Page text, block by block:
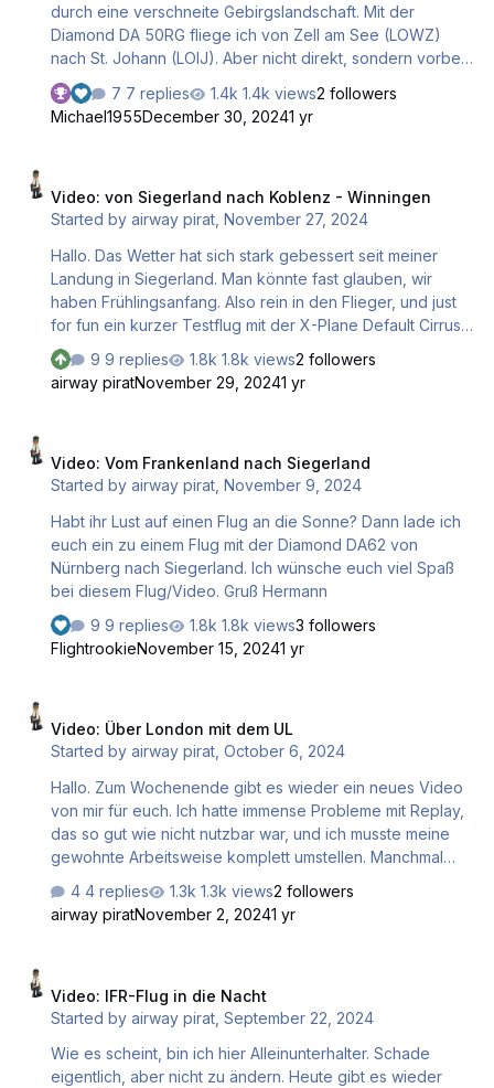
durch eine verschneite Gebirgslandschaft. Mit der
Diamond DA 50RG fliege ich von Zell am See (LOWZ)
nach St. Johann (LOIJ). Aber nicht direkt, sondern vorbei
am Hochvenediger, Grossglockner, und weiter zum
Königssee. Von dort dann nach St. Johann. Ich wünsche
euch einen angenehmen Mitflug, und auf diesem Wege
derzeitige Wahnsinn auf dieser Welt endlich aufhört, und
die Leute, die für Millionen Tote verantwortlich sind zur
VG Hermann
7 replies 1.4k views2 followers
Michael1955December 30, 20241 yr
Video: von Siegerland nach Koblenz - Winningen
Started byairway pirat ,November 27, 2024
Hallo. Das Wetter hat sich stark gebessert seit meiner
Landung in Siegerland. Man könnte fast glauben, wir
haben Frühlingsanfang. Also rein in den Flieger, und just
for fun ein kurzer Testflug mit der X-Plane Default Cirrus
SR22 nach Koblenz Winningen. Viel Spaß beim Mitflug.
Gruß Hermann
9 replies 1.8k views2 followers
airway piratNovember 29, 20241 yr
Video: Vom Frankenland nach Siegerland
Started byairway pirat ,November 9, 2024
Habt ihr Lust auf einen Flug an die Sonne? Dann lade ich
euch ein zu einem Flug mit der Diamond DA62 von
Nürnberg nach Siegerland. Ich wünsche euch viel Spaß
bei diesem Flug/Video. Gruß Hermann
9 replies
1.8k views3 followers
FlightrookieNovember 15, 20241 yr
Video: Über London mit dem UL
Started byairway pirat,October 6, 2024
Hallo. Zum Wochenende gibt es wieder ein neues Video
von mir für euch. Ich hatte immense Probleme mit Replay,
das so gut wie nicht nutzbar war, und ich musste meine
gewohnte Arbeitsweise komplett umstellen. Manchmal
inzwischen so viele Arbeits- und Flugstunden investiert,
dass ich dennoch weiterarbeitete und das Video
machbar, aber im Simulator sind solche Flüge, ohne
Konsequenzen für die Lizenz befürchten zu müssen,
mich wie imm…
4 replies 1.3k views2 followers
airway piratNovember 2, 20241 yr
Video: IFR-Flug in die Nacht
Started byairway pirat ,September 22, 2024
Wie es scheint, bin ich hier Alleinunterhalter. Schade
eigentlich, aber nicht zu ändern. Heute gibt es wieder